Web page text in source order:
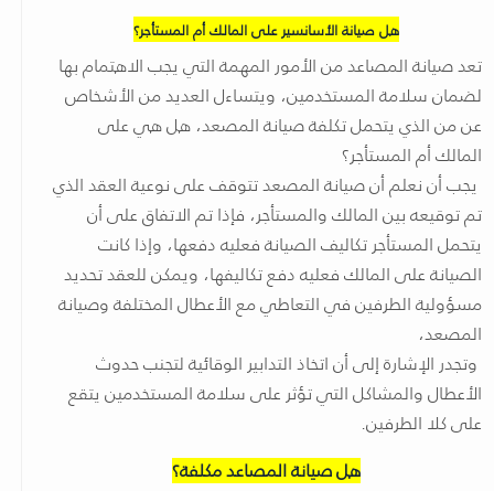
هل صيانة الأسانسير على المالك أم المستأجر؟
تعد صيانة المصاعد من الأمور المهمة التي يجب الاهتمام بها
لضمان سلامة المستخدمين، ويتساءل العديد من الأشخاص
عن من الذي يتحمل تكلفة صيانة المصعد، هل هي على
المالك أم المستأجر؟
يجب أن نعلم أن صيانة المصعد تتوقف على نوعية العقد الذي
تم توقيعه بين المالك والمستأجر، فإذا تم الاتفاق على أن
يتحمل المستأجر تكاليف الصيانة فعليه دفعها، وإذا كانت
الصيانة على المالك فعليه دفع تكاليفها، ويمكن للعقد تحديد
مسؤولية الطرفين في التعاطي مع الأعطال المختلفة وصيانة
المصعد،
وتجدر الإشارة إلى أن اتخاذ التدابير الوقائية لتجنب حدوث
الأعطال والمشاكل التي تؤثر على سلامة المستخدمين يتقع
على كلا الطرفين.
هل صيانة المصاعد مكلفة؟